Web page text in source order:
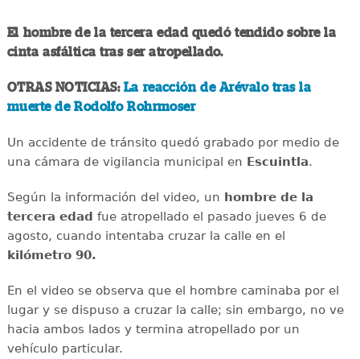
El hombre de la tercera edad quedó tendido sobre la
cinta asfáltica tras ser atropellado.
OTRAS NOTICIAS: La reacción de Arévalo tras la
muerte de Rodolfo Rohrmoser
Un accidente de tránsito quedó grabado por medio de
una cámara de vigilancia municipal en Escuintla.
Según la información del video, un hombre de la
tercera edad fue atropellado el pasado jueves 6 de
agosto, cuando intentaba cruzar la calle en el
kilómetro 90.
En el video se observa que el hombre caminaba por el
lugar y se dispuso a cruzar la calle; sin embargo, no ve
hacia ambos lados y termina atropellado por un
vehículo particular.